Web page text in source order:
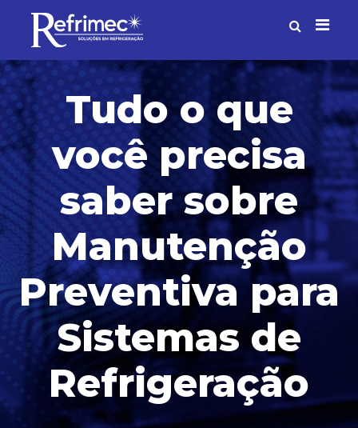
Tudo o que
você precisa
saber sobre
Manutenção
Preventiva para
Sistemas de
Refrigeração